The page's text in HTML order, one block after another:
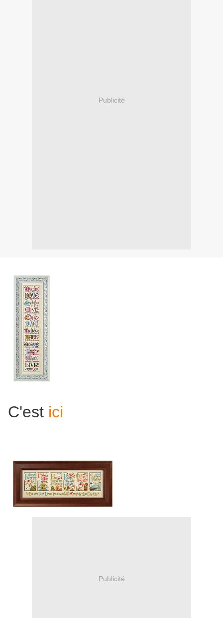
Publicité
C'est ici
Publicité